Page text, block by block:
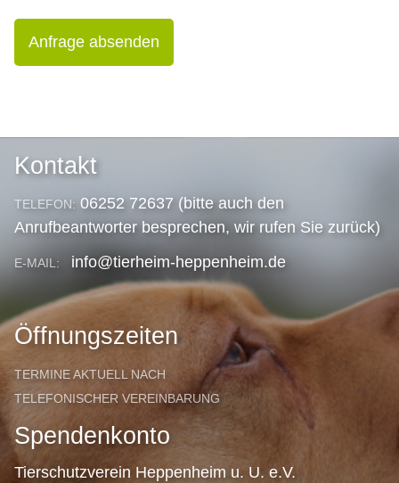
Anfrage absenden
Kontakt
TELEFON: 06252 72637 (bitte auch den
Anrufbeantworter besprechen, wir rufen Sie zurück)
E-MAIL: info@tierheim-heppenheim.de
Öffnungszeiten
TERMINE AKTUELL NACH
TELEFONISCHER VEREINBARUNG
Spendenkonto
Tierschutzverein Heppenheim u. U. e.V.